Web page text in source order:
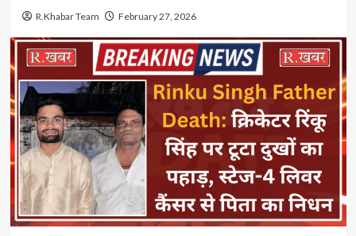
R.Khabar Team February 27, 2026